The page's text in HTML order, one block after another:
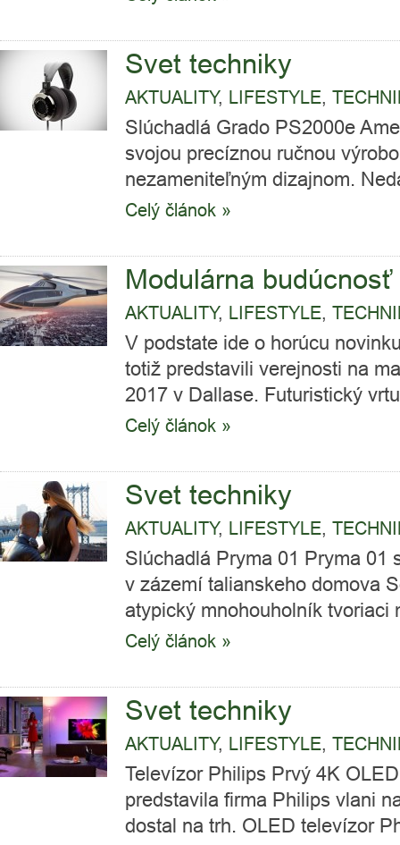
Svet techniky
AKTUALITY, LIFESTYLE,
Slúchadlá Grado PS2000e
svojou precíznou ručnou
nezameniteľným dizajnom.
Celý článok »
Modulárna budúcnosť
AKTUALITY, LIFESTYLE,
V podstate ide o horúcu
totiž predstavili verejnosti na
2017 v Dallase. Futuristický
Celý článok »
Svet techniky
AKTUALITY, LIFESTYLE,
Slúchadlá Pryma 01 Pryma 01
v zázemí talianskeho domova
atypický mnohouholník tvoriaci
Celý článok »
Svet techniky
AKTUALITY, LIFESTYLE,
Televízor Philips Prvý 4K
predstavila firma Philips vlani
dostal na trh. OLED televízor